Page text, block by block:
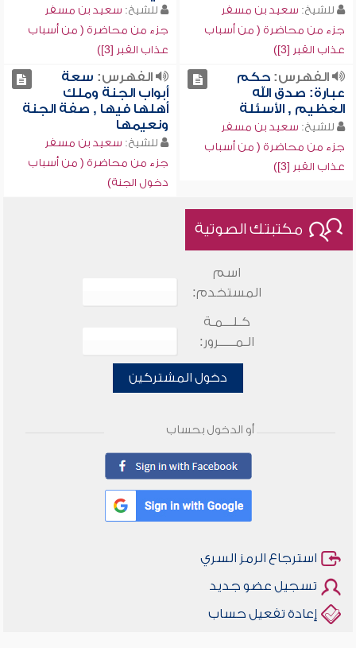
للشيخ: سعيد بن مسفر
جزء من محاضرة ( من أسباب
عذاب القبر [3])
للشيخ: سعيد بن مسفر
جزء من محاضرة ( من أسباب
عذاب القبر [3])
الفهرس:حكم
عبارة: صدق الله
العظيم , الأسئلة
للشيخ: سعيد بن مسفر
جزء من محاضرة ( من أسباب
عذاب القبر [3])
الفهرس: سعة
أبواب الجنة وملك
أهلها فيها , صفة الجنة
ونعيمها
للشيخ: سعيد بن مسفر
جزء من محاضرة ( من أسباب
دخول الجنة)
مكتبتك الصوتية
اسم
المستخدم:
كـلـــمـة
الـمـــــرور:
دخول المشتركين
أو الدخول بحساب
استرجاع الرمز السري
تسجيل عضو جديد
إعادة تفعيل حساب